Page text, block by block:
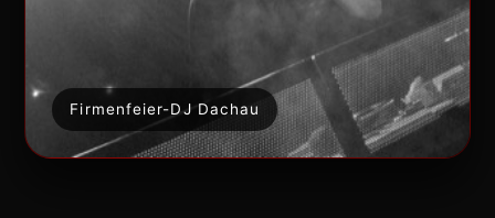
Firmenfeier-DJ Dachau